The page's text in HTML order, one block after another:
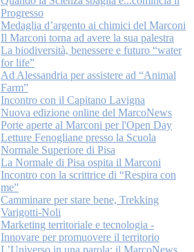
Progresso
Medaglia d’argento ai chimici del Marconi
Il Marconi torna ad avere la sua palestra
La biodiversità, benessere e futuro “water
for life”
Ad Alessandria per assistere ad “Animal
Farm”
Incontro con il Capitano Lavigna
Nuova edizione online del MarcoNews
Porte aperte al Marconi per l'Open Day
Letture Fenogliane presso la Scuola
Normale Superiore di Pisa
La Normale di Pisa ospita il Marconi
Incontro con la scrittrice di “Respira con
me”
Camminare per stare bene, Trekking
Varigotti-Noli
Marketing territoriale e tecnologia -
Innovare per promuovere il territorio